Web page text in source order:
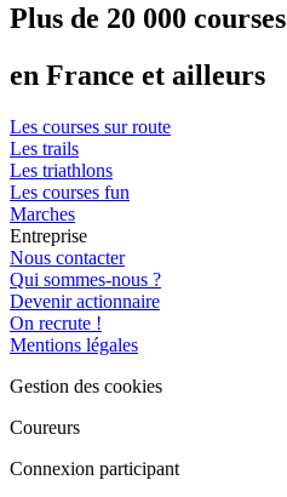
Plus de 20 000 courses
en France et ailleurs
Les courses sur route
Les trails
Les triathlons
Les courses fun
Marches
Entreprise
Nous contacter
Qui sommes-nous ?
Devenir actionnaire
On recrute !
Mentions légales
Gestion des cookies
Coureurs
Connexion participant